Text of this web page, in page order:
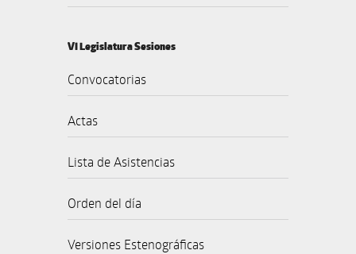
VI Legislatura Sesiones
Convocatorias
Actas
Lista de Asistencias
Orden del día
Versiones Estenográficas